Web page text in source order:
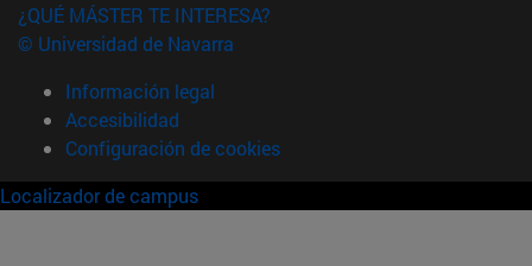
¿QUÉ MÁSTER TE INTERESA?
© Universidad de Navarra
Información legal
Accesibilidad
Configuración de cookies
Localizador de campus